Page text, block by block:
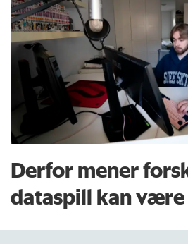
Derfor mener
dataspill kan